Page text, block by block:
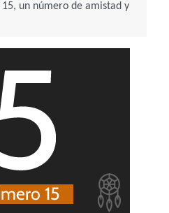
un número de amistad y